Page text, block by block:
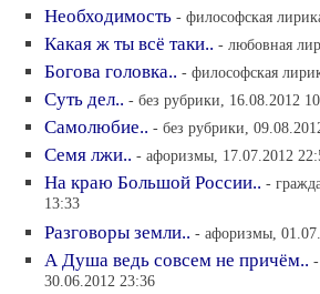
Необходимость - философская
Какая ж ты всё таки.. - любовная
Богова головка.. - философская
Суть дел.. - без рубрики, 16.08.2012
Самолюбие.. - без рубрики,
Семя лжи.. - афоризмы, 17.07.2012
На краю Большой России.. -
13:33
Разговоры земли.. - афоризмы,
А Душа ведь совсем не причём..
30.06.2012 23:36